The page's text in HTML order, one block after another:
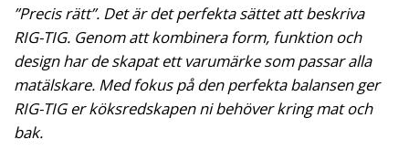
”Precis rätt”. Det är det perfekta sättet att beskriva
RIG-TIG. Genom att kombinera form, funktion och
design har de skapat ett varumärke som passar alla
matälskare. Med fokus på den perfekta balansen ger
RIG-TIG er köksredskapen ni behöver kring mat och
bak.